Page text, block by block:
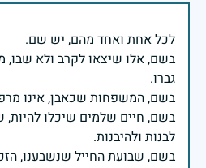
בשם, אלו שיצאו לקרב ולא שבו,
בשם, חיים שלמים שיכלו להיות,
בשם, שבועת החייל שנשבענו,